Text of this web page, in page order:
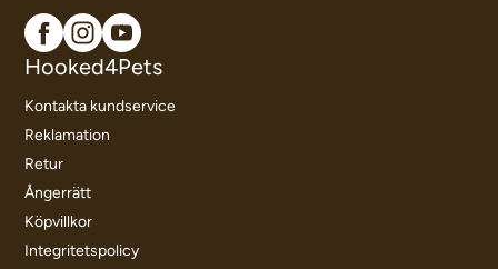
Hooked4Pets
Kontakta kundservice
Reklamation
Retur
Ångerrätt
Köpvillkor
Integritetspolicy